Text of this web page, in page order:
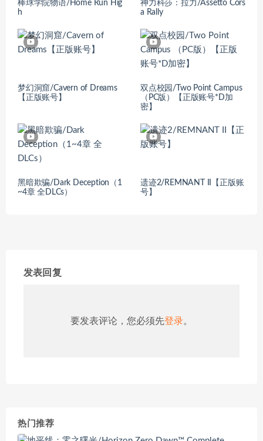
棒球学院物语/Home Run Hig
h
神力科莎：拉力/Assetto Cors
a Rally
梦幻洞窟/Cavern of Dreams
【正版账号】
双点校园/Two Point Campus
（PC版）【正版账号*D加
密】
黑暗欺骗/Dark Deception（1
~4章 全DLCs）
遗迹2/REMNANT II【正版账
号】
发表回复
要发表评论，您必须先登录。
热门推荐